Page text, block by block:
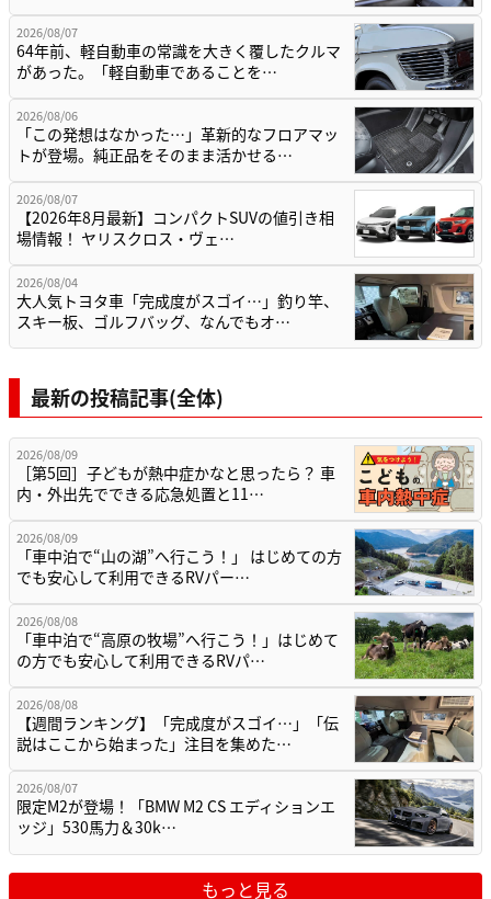
2026/08/07
64年前、軽自動車の常識を大きく覆したクルマ
があった。「軽自動車であることを…
2026/08/06
「この発想はなかった…」革新的なフロアマッ
トが登場。純正品をそのまま活かせる…
2026/08/07
【2026年8月最新】コンパクトSUVの値引き相
場情報！ ヤリスクロス・ヴェ…
2026/08/04
大人気トヨタ車「完成度がスゴイ…」釣り竿、
スキー板、ゴルフバッグ、なんでもオ…
最新の投稿記事(全体)
2026/08/09
［第5回］子どもが熱中症かなと思ったら？ 車
内・外出先でできる応急処置と11…
2026/08/09
「車中泊で“山の湖”へ行こう！」 はじめての方
でも安心して利用できるRVパー…
2026/08/08
「車中泊で“高原の牧場”へ行こう！」はじめて
の方でも安心して利用できるRVパ…
2026/08/08
【週間ランキング】「完成度がスゴイ…」「伝
説はここから始まった」注目を集めた…
2026/08/07
限定M2が登場！「BMW M2 CS エディションエ
ッジ」530馬力＆30k…
もっと見る